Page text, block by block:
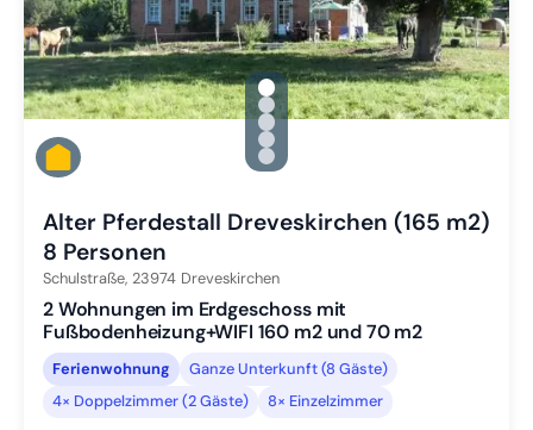
gallery.slide_selector
Zu Slide 1 wechseln
Zu Slide 2 wechseln
Zu Slide 3 wechseln
Zu Slide 4 wechseln
Zu Slide 5 wechseln
Alter Pferdestall Dreveskirchen (165 m2)
8 Personen
Schulstraße, 23974 Dreveskirchen
2 Wohnungen im Erdgeschoss mit
Fußbodenheizung+WIFI 160 m2 und 70 m2
Ferienwohnung
Ganze Unterkunft (8 Gäste)
4× Doppelzimmer (2 Gäste)
8× Einzelzimmer